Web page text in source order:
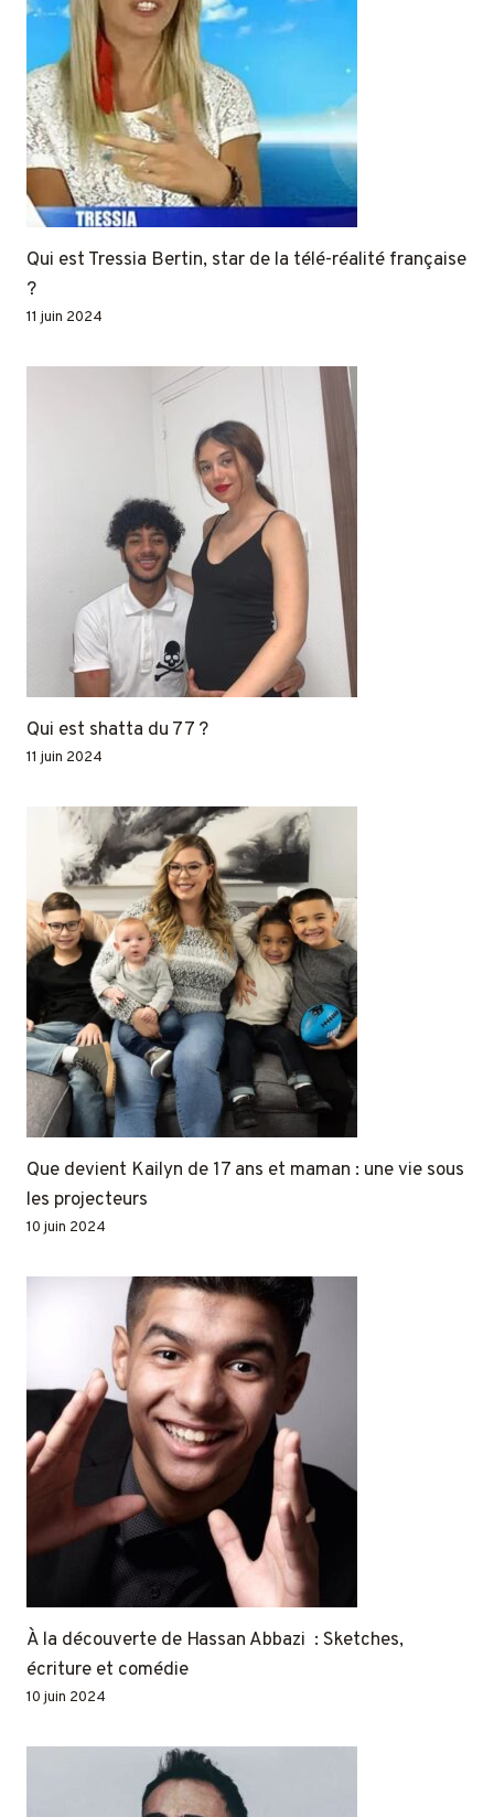
Qui est Tressia Bertin, star de la télé-réalité française
?
11 juin 2024
Qui est shatta du 77 ?
11 juin 2024
Que devient Kailyn de 17 ans et maman : une vie sous
les projecteurs
10 juin 2024
À la découverte de Hassan Abbazi : Sketches,
écriture et comédie
10 juin 2024